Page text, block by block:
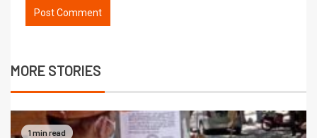
MORE STORIES
1 min read